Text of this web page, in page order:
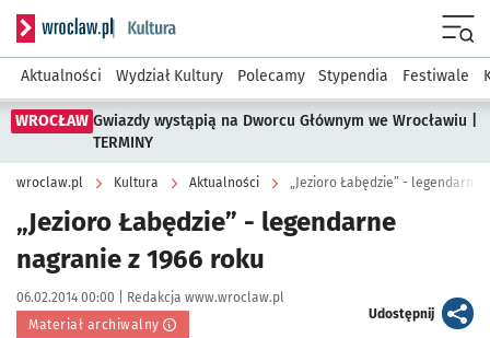
Serwis informacyjny wroclaw.pl podserwis: Kultura
Aktualności Wydział Kultury Polecamy Stypendia Festiwale
WROCŁAW Gwiazdy wystąpią na Dworcu Głównym we Wrocławiu |
TERMINY
wroclaw.pl Kultura Aktualności „Jezioro Łabędzie” - legendarne
„Jezioro Łabędzie” - legendarne
nagranie z 1966 roku
Data publikacji:
06.02.2014 00:00 | Autor:
Redakcja www.wroclaw.pl
Materiał archiwalny
Udostępnijartykuł